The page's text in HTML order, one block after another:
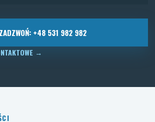
ZADZWOŃ: +48 531 982 982
→